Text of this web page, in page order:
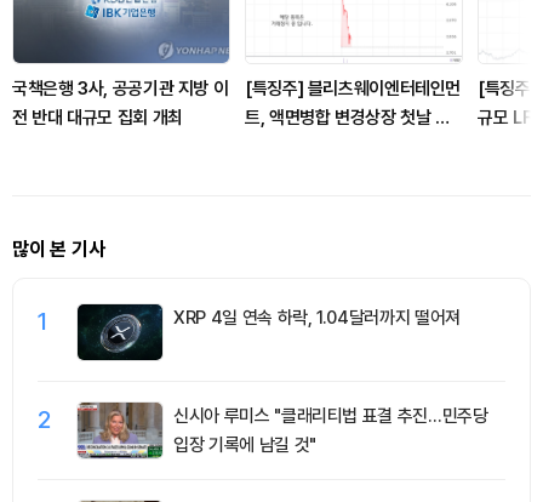
국책은행 3사, 공공기관 지방 이
전 반대 대규모 집회 개최
[특징주] 블리츠웨이엔터테인먼
트, 액면병합 변경상장 첫날 장
[특징주]
규모
많이 본 기사
1 XRP 4일 연속 하락, 1.04달러까지 떨어져
2
신시아 루미스 "클래리티법 표결 추진…민주당
입장 기록에 남길 것"